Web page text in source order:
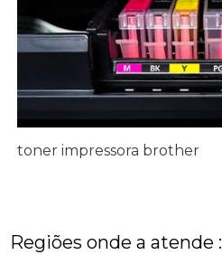
toner impressora brother
Regiões onde a atende :